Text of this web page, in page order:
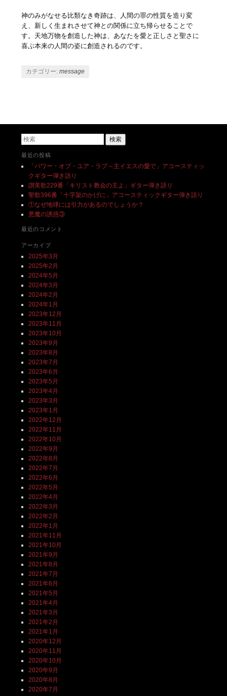
神のみがなせる比類なき奇跡は、人間の罪の性質を造り変
え、新しく生まれさせて神との関係に立ち帰らせることで
す。天地万物を創造した神は、あなたを愛と正しさと聖さに
喜ぶ本来の人間の姿に創造されるのです。
カテゴリー:message
検索
最近の投稿
「パワー・オブ・ユア・ラブ～主イエスの愛で」アコースティッ
クギター弾き語り
讃美歌229番「キリスト教会の主よ」ギター弾き語り
聖歌396番「十字架のかげに」アコースティックギター弾き語り
①なぜ地球には引力があるのでしょうか？
悪魔の誘惑③
最近のコメント
アーカイブ
2025年3月
2025年2月
2024年5月
2024年3月
2024年2月
2024年1月
2023年12月
2023年11月
2023年10月
2023年9月
2023年8月
2023年7月
2023年6月
2023年5月
2023年4月
2023年3月
2023年1月
2022年12月
2022年11月
2022年10月
2022年9月
2022年8月
2022年7月
2022年6月
2022年5月
2022年4月
2022年3月
2022年2月
2022年1月
2021年11月
2021年10月
2021年9月
2021年8月
2021年7月
2021年6月
2021年5月
2021年4月
2021年3月
2021年2月
2021年1月
2020年12月
2020年11月
2020年10月
2020年9月
2020年8月
2020年7月